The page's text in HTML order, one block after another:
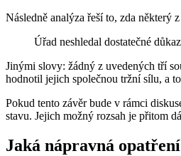
Následně analýza řeší to, zda některý
Úřad neshledal dostatečné
Jinými slovy: žádný z uvedených tří
hodnotil jejich společnou tržní sílu, a
Pokud tento závěr bude v rámci
stavu. Jejich možný rozsah je přitom
Jaká nápravná